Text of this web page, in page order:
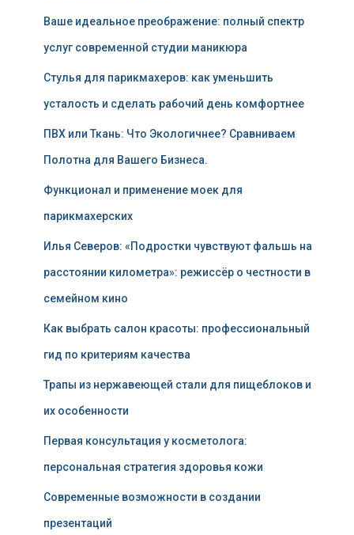
Ваше идеальное преображение: полный спектр
услуг современной студии маникюра
Стулья для парикмахеров: как уменьшить
усталость и сделать рабочий день комфортнее
ПВХ или Ткань: Что Экологичнее? Сравниваем
Полотна для Вашего Бизнеса.
Функционал и применение моек для
парикмахерских
Илья Северов: «Подростки чувствуют фальшь на
расстоянии километра»: режиссёр о честности в
семейном кино
Как выбрать салон красоты: профессиональный
гид по критериям качества
Трапы из нержавеющей стали для пищеблоков и
их особенности
Первая консультация у косметолога:
персональная стратегия здоровья кожи
Современные возможности в создании
презентаций